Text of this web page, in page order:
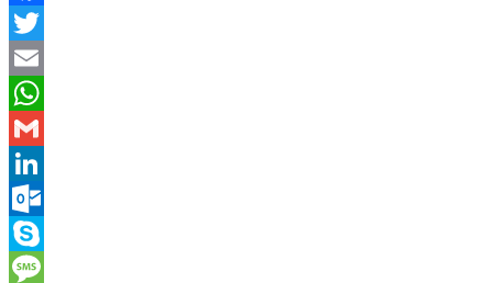
Facebook
Twitter
Email
WhatsApp
Gmail
LinkedIn
Outlook.com
Skype